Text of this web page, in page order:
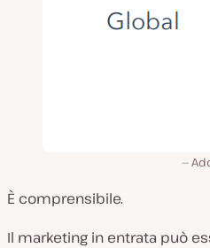
È comprensibile.
Il marketing in entrata può